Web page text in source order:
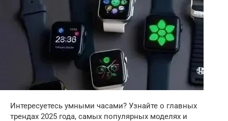
Интересуетесь умными часами? Узнайте о главных
трендах 2025 года, самых популярных моделях и